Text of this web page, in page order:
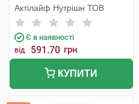
Актілайф Нутрішн ТОВ
Є в наявності
від 591.70 грн
КУПИТИ